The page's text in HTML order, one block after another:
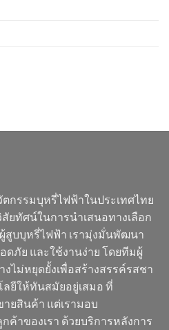
กรรมบุหรี่ไฟฟ้าในประเทศไทย
ยทัศน์ในการนำเสนอทางเลือก
บบุหรี่ไฟฟ้า เรามุ่งมั่นพัฒนา
ย และใช้งานง่าย โดยทีมผู้
งไม่หยุดยั้งเพื่อสร้างสรรค์รสชา
ลยีให้ทันสมัยอยู่เสมอ ที่
ายสินค้า แต่เรามอบ
าของเรา ด้วยบริการหลังการ